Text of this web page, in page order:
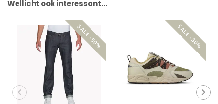
Wellicht ook interessant…
SALE -50% SALE -30%